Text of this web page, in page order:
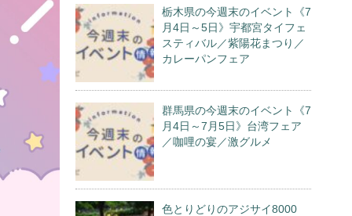
栃木県の今週末のイベント《7
月4日～5日》宇都宮タイフェ
スティバル／紫陽花まつり／
カレーパンフェア
群馬県の今週末のイベント《7
月4日～7月5日》台湾フェア
／咖哩の宴／激グルメ
色とりどりのアジサイ8000